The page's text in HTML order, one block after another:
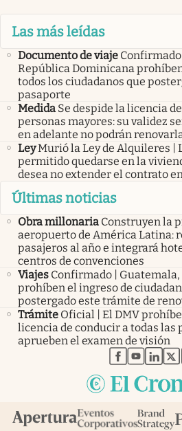
Las más leídas
Documento de viaje
República Dominicana
todos los ciudadanos que
pasaporte
Medida Se despide la licencia
personas mayores: su validez
en adelante no podrán
LeyMurió la Ley de Alquileres |
permitido quedarse en la
desea no extender el contrato
Últimas noticias
Obra millonaria Construyen la
aeropuerto de América Latina:
pasajeros al año e integrará
centros de convenciones
Viajes Confirmado |
prohíben el ingreso de
postergado este trámite de
Trámite Oficial | El DMV
licencia de conducir a todas las
aprueben el examen de visión
abre enabre en